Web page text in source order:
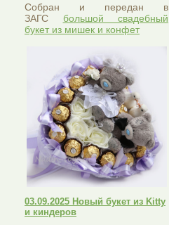
Собран и передан в
ЗАГС большой свадебный
букет из мишек и конфет
03.09.2025 Новый букет из Kitty
и киндеров